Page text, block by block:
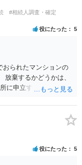
#相続人調査・確定
役にたった 5
おられたマンションの
棄するかどうかは、
に申立すれば3カ月の
やサラ金が数年も放置
見される可能性はほぼ
していた案件で、期間
など相当な財産が見
役にたった 5